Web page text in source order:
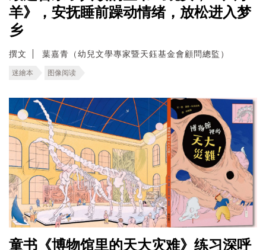
羊》，安抚睡前躁动情绪，放松进入梦
乡
撰文 葉嘉青（幼兒文學專家暨天鈺基金會顧問總監）
迷繪本 图像阅读
童书《博物馆里的天大灾难》练习深呼